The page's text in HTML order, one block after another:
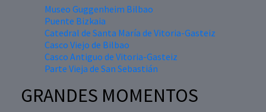
Museo Guggenheim Bilbao
Puente Bizkaia
Catedral de Santa María de Vitoria-Gasteiz
Casco Viejo de Bilbao
Casco Antiguo de Vitoria-Gasteiz
Parte Vieja de San Sebastián
GRANDES MOMENTOS